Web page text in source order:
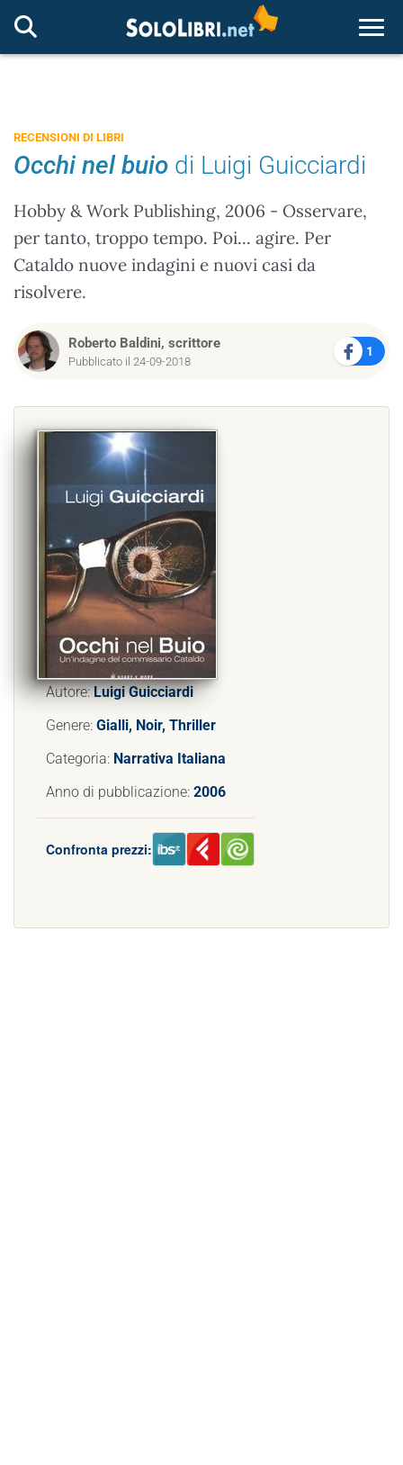
RECENSIONI DI LIBRI
Occhi nel buio di Luigi Guicciardi
Hobby & Work Publishing, 2006 - Osservare,
per tanto, troppo tempo. Poi... agire. Per
Cataldo nuove indagini e nuovi casi da
risolvere.
Roberto Baldini, scrittore
Pubblicato il 24-09-2018
1
Autore:Luigi Guicciardi
Genere: Gialli, Noir, Thriller
Categoria: Narrativa Italiana
Anno di pubblicazione: 2006
Confronta prezzi: